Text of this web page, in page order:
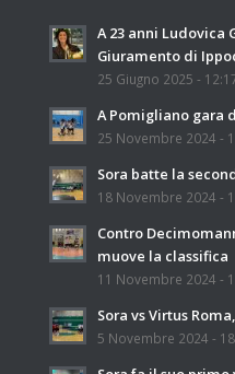
A 23 anni Ludovica
Giuramento di
25 Giugno 2025 -
A Pomigliano gara
25 Novembre 2024 -
Sora batte la
18 Novembre 2024 -
Contro
muove la classifica
11 Novembre 2024 -
Sora vs Virtus
5 Novembre 2024 -